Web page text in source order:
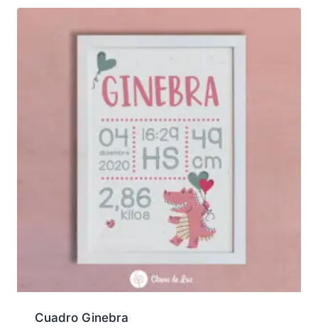
Cuadro Ginebra